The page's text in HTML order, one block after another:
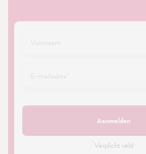
Aanmelden
Verplicht veld ·